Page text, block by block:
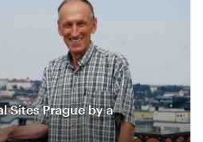
Sites Prague by a